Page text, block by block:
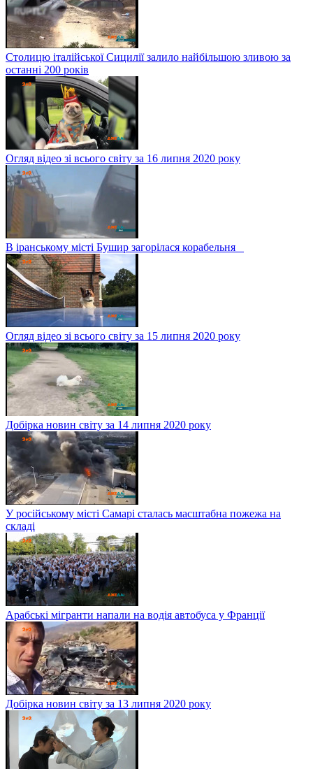
Столицю італійської Сицилії залило найбільшою зливою за
останні 200 років
Огляд відео зі всього світу за 16 липня 2020 року
В іранському місті Бушир загорілася корабельня
Огляд відео зі всього світу за 15 липня 2020 року
Добірка новин світу за 14 липня 2020 року
У російському місті Самарі сталась масштабна пожежа на
складі
Арабські мігранти напали на водія автобуса у Франції
Добірка новин світу за 13 липня 2020 року